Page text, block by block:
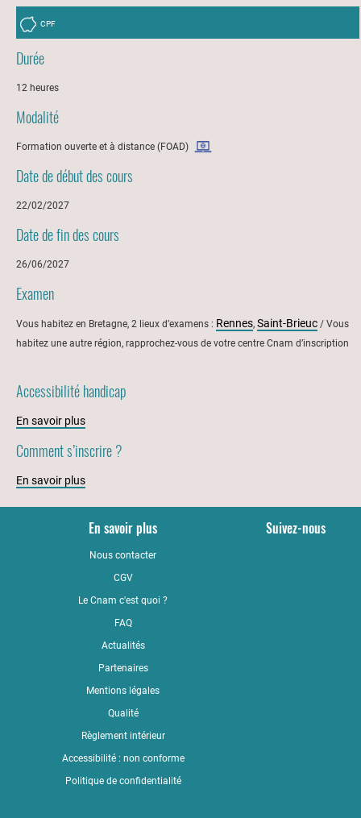
CPF
Durée
12 heures
Modalité
Formation ouverte et à distance (FOAD)
Date de début des cours
22/02/2027
Date de fin des cours
26/06/2027
Examen
Vous habitez en Bretagne, 2 lieux d’examens : Rennes, Saint-Brieuc / Vous
habitez une autre région, rapprochez-vous de votre centre Cnam d’inscription
Accessibilité handicap
En savoir plus
Comment s’inscrire ?
En savoir plus
En savoir plus
Nous contacter
CGV
Le Cnam c'est quoi ?
FAQ
Actualités
Partenaires
Mentions légales
Qualité
Règlement intérieur
Accessibilité : non conforme
Politique de confidentialité
Suivez-nous